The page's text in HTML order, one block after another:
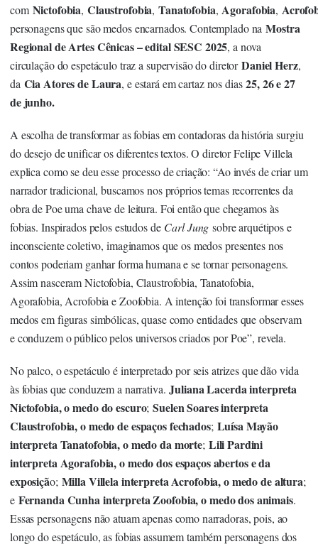
com Nictofobia, Claustrofobia,Tanatofobia,Agorafobia,
personagens que são medos encarnados. Contemplado naMostra
Regional de Artes Cênicas – edital SESC 2025, a nova
circulação do espetáculo traz a supervisão do diretorDaniel Herz,
da Cia Atores de Laura, e estará em cartaz nos dias25, 26 e 27
de junho.
A escolha de transformar as fobias em contadoras da história surgiu
do desejo de unificar os diferentes textos. O diretor Felipe Villela
explica como se deu esse processo de criação: “Ao invés de criar um
narrador tradicional, buscamos nos próprios temas recorrentes da
obra de Poe uma chave de leitura. Foi então que chegamos às
fobias. Inspirados pelos estudos de Carl Jungsobre arquétipos e
inconsciente coletivo, imaginamos que os medos presentes nos
contos poderiam ganhar forma humana e se tornar personagens.
Assim nasceram Nictofobia, Claustrofobia, Tanatofobia,
Agorafobia, Acrofobia e Zoofobia. A intenção foi transformar esses
medos em figuras simbólicas, quase como entidades que observam
e conduzem o público pelos universos criados por Poe”, revela.
No palco, o espetáculo é interpretado por seis atrizes que dão vida
às fobias que conduzem a narrativa. Juliana Lacerda interpreta
Nictofobia, o medo do escuro;Suelen Soares interpreta
Claustrofobia, o medo de espaços fechados; Luísa Mayão
interpreta Tanatofobia, o medo da morte; Lili Pardini
interpreta Agorafobia, o medo dos espaços abertos e da
exposição; Milla Villela interpreta Acrofobia, o medo de altura;
e Fernanda Cunha interpreta Zoofobia, o medo dos animais.
Essas personagens não atuam apenas como narradoras, pois, ao
longo do espetáculo, as fobias assumem também personagens dos